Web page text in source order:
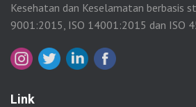
Kesehatan dan Keselamatan berbasis
9001:2015, ISO 14001:2015 dan ISO
Link